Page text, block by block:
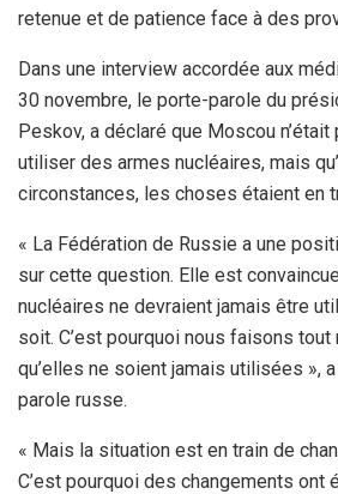
retenue et de patience face à des
Dans une interview accordée aux
30 novembre, le porte-parole du
Peskov, a déclaré que Moscou
utiliser des armes nucléaires, mais
circonstances, les choses étaient en
« La Fédération de Russie a une
sur cette question. Elle est
nucléaires ne devraient jamais être
soit. C’est pourquoi nous faisons
qu’elles ne soient jamais utilisées »,
parole russe.
« Mais la situation est en train de
C’est pourquoi des changements ont